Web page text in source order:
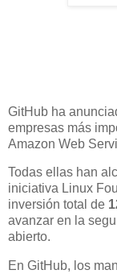
GitHub ha
empresas más
Amazon Web
Todas ellas han
iniciativa Linux
inversión total de
avanzar en la
abierto.
En GitHub, los